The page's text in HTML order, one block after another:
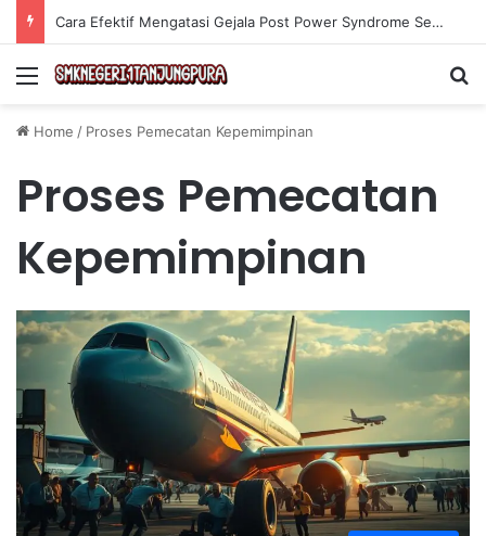
Cara Efektif Mengatasi Gejala Post Power Syndrome Setelah Pensiun Kerja
Menu
Home / Proses Pemecatan Kepemimpinan
Proses Pemecatan
Kepemimpinan